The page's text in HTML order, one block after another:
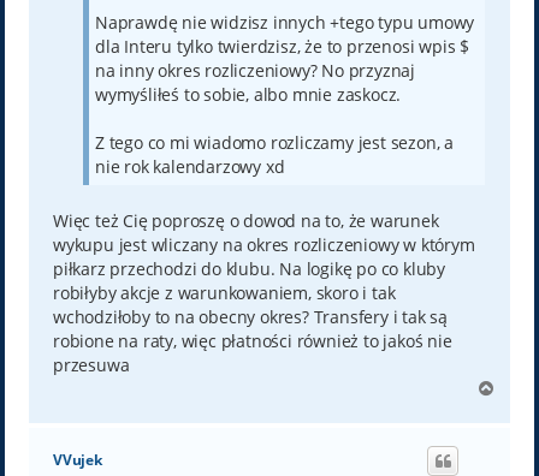
Naprawdę nie widzisz innych +tego typu umowy
dla Interu tylko twierdzisz, że to przenosi wpis $
na inny okres rozliczeniowy? No przyznaj
wymyśliłeś to sobie, albo mnie zaskocz.
Z tego co mi wiadomo rozliczamy jest sezon, a
nie rok kalendarzowy xd
Więc też Cię poproszę o dowod na to, że warunek
wykupu jest wliczany na okres rozliczeniowy w którym
piłkarz przechodzi do klubu. Na logikę po co kluby
robiłyby akcje z warunkowaniem, skoro i tak
wchodziłoby to na obecny okres? Transfery i tak są
robione na raty, więc płatności również to jakoś nie
przesuwa
g
VVujek